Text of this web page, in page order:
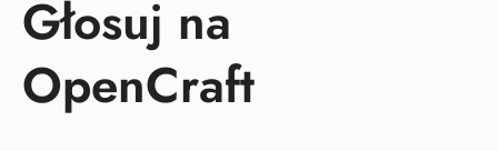
Głosuj na
OpenCraft